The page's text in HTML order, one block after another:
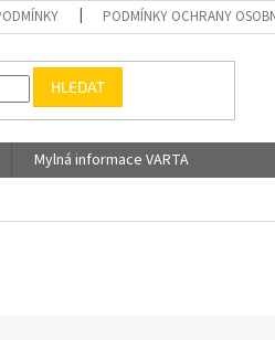
PODMÍNKY OCHRANY
HLEDAT
Mylná informace VARTA